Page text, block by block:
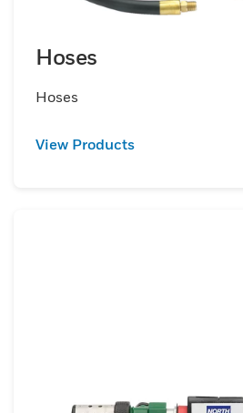
Hoses
Hoses
View Products